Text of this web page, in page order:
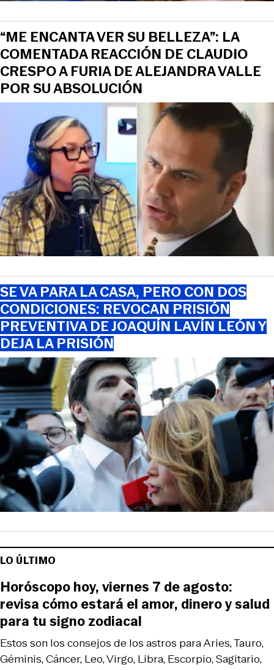
“ME ENCANTA VER SU BELLEZA”: LA
COMENTADA REACCIÓN DE CLAUDIO
CRESPO A FURIA DE ALEJANDRA VALLE
POR SU ABSOLUCIÓN
SE VA PARA LA CASA, PERO CON DOS
CONDICIONES: REVOCAN PRISIÓN
PREVENTIVA DE JOAQUÍN LAVÍN LEÓN Y
DEJA LA PRISIÓN
LO ÚLTIMO
Estos son los consejos de los astros para Aries, Tauro,
Géminis, Cáncer, Leo, Virgo, Libra, Escorpio, Sagitario,
Horóscopo hoy, viernes 7 de agosto:
revisa cómo estará el amor, dinero y salud
para tu signo zodiacal